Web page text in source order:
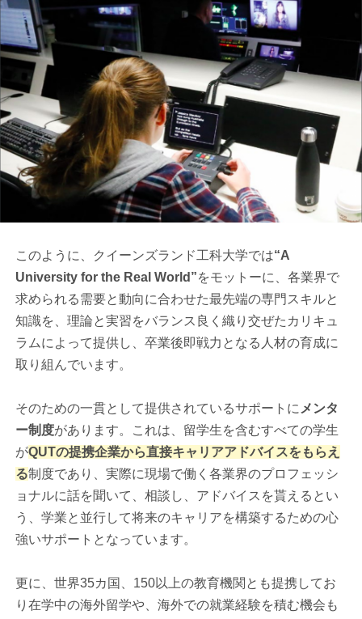
このように、クイーンズランド工科大学では“A
University for the Real World”をモットーに、各業界で
求められる需要と動向に合わせた最先端の専門スキルと
知識を、理論と実習をバランス良く織り交ぜたカリキュ
ラムによって提供し、卒業後即戦力となる人材の育成に
取り組んでいます。
そのための一貫として提供されているサポートにメンタ
ー制度があります。これは、留学生を含むすべての学生
がQUTの提携企業から直接キャリアアドバイスをもらえ
る制度であり、実際に現場で働く各業界のプロフェッシ
ョナルに話を聞いて、相談し、アドバイスを貰えるとい
う、学業と並行して将来のキャリアを構築するための心
強いサポートとなっています。
更に、世界35カ国、150以上の教育機関とも提携してお
り在学中の海外留学や、海外での就業経験を積む機会も